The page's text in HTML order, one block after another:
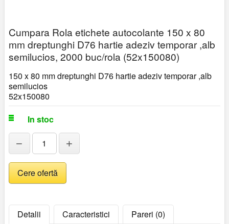
Cumpara Rola etichete autocolante 150 x 80
mm dreptunghi D76 hartie adeziv temporar ,alb
semilucios, 2000 buc/rola (52x150080)
150 x 80 mm dreptunghi D76 hartie adeziv temporar ,alb
semilucios
52x150080
In stoc
− +
Detalii Caracteristici Pareri (0)